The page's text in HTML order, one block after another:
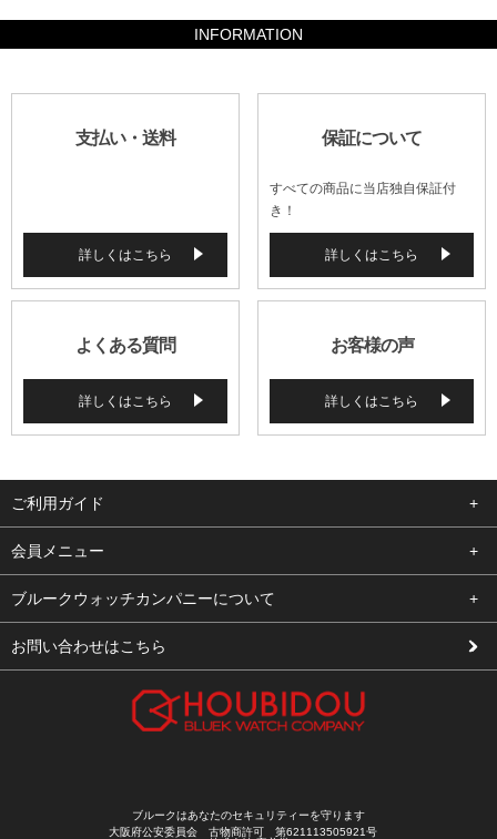
INFORMATION
支払い・送料
詳しくはこちら
保証について
すべての商品に当店独自保証付
き！
詳しくはこちら
よくある質問
詳しくはこちら
お客様の声
詳しくはこちら
ご利用ガイド
よくある質問
支払い・送料
修理依頼
会員メニュー
ログイン
お気に入り
ブルークウォッチカンパニーについて
会社概要
お問い合わせはこちら
ブルークはあなたのセキュリティーを守ります
大阪府公安委員会 古物商許可 第621113505921号